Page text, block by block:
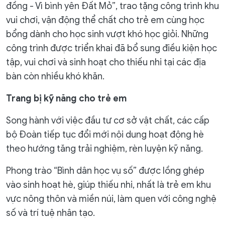
đồng - Vì bình yên Đất Mỏ”, trao tặng công trình khu
vui chơi, vận động thể chất cho trẻ em cùng học
bổng dành cho học sinh vượt khó học giỏi. Những
công trình được triển khai đã bổ sung điều kiện học
tập, vui chơi và sinh hoạt cho thiếu nhi tại các địa
bàn còn nhiều khó khăn.
Trang bị kỹ năng cho trẻ em
Song hành với việc đầu tư cơ sở vật chất, các cấp
bộ Đoàn tiếp tục đổi mới nội dung hoạt động hè
theo hướng tăng trải nghiệm, rèn luyện kỹ năng.
Phong trào “Bình dân học vụ số” được lồng ghép
vào sinh hoạt hè, giúp thiếu nhi, nhất là trẻ em khu
vực nông thôn và miền núi, làm quen với công nghệ
số và trí tuệ nhân tạo.